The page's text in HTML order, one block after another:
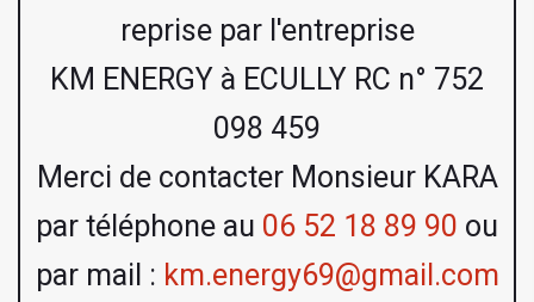
reprise par l'entreprise
KM ENERGY à ECULLY RC n° 752
098 459
Merci de contacter Monsieur KARA
par téléphone au 06 52 18 89 90 ou
par mail : km.energy69@gmail.com